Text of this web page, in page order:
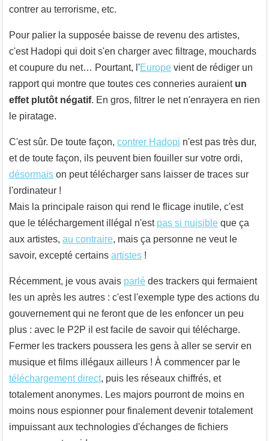
contrer au terrorisme, etc.
Pour palier la supposée baisse de revenu des artistes,
c'est Hadopi qui doit s'en charger avec filtrage, mouchards
et coupure du net… Pourtant, l'Europe vient de rédiger un
rapport qui montre que toutes ces conneries auraient un
effet plutôt négatif. En gros, filtrer le net n'enrayera en rien
le piratage.
C'est sûr. De toute façon, contrer Hadopi n'est pas très dur,
et de toute façon, ils peuvent bien fouiller sur votre ordi,
désormais on peut télécharger sans laisser de traces sur
l'ordinateur !
Mais la principale raison qui rend le flicage inutile, c'est
que le téléchargement illégal n'est pas si nuisible que ça
aux artistes, au contraire, mais ça personne ne veut le
savoir, excepté certains artistes !
Récemment, je vous avais parlé des trackers qui fermaient
les un après les autres : c'est l'exemple type des actions du
gouvernement qui ne feront que de les enfoncer un peu
plus : avec le P2P il est facile de savoir qui télécharge.
Fermer les trackers poussera les gens à aller se servir en
musique et films illégaux ailleurs ! À commencer par le
téléchargement direct, puis les réseaux chiffrés, et
totalement anonymes. Les majors pourront de moins en
moins nous espionner pour finalement devenir totalement
impuissant aux technologies d'échanges de fichiers